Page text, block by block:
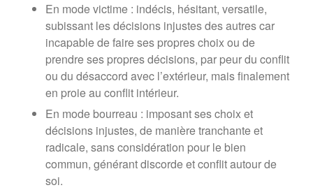
En mode victime : indécis, hésitant, versatile,
subissant les décisions injustes des autres car
incapable de faire ses propres choix ou de
prendre ses propres décisions, par peur du conflit
ou du désaccord avec l’extérieur, mais finalement
en proie au conflit intérieur.
En mode bourreau : imposant ses choix et
décisions injustes, de manière tranchante et
radicale, sans considération pour le bien
commun, générant discorde et conflit autour de
soi.